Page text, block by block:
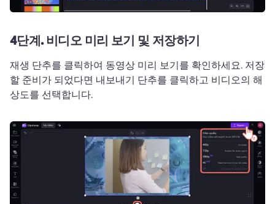
4단계.비디오 미리 보기 및 저장하기
재생 단추를 클릭하여 동영상 미리 보기를 확인하세요. 저장
할 준비가 되었다면 내보내기 단추를 클릭하고 비디오의 해
상도를 선택합니다.